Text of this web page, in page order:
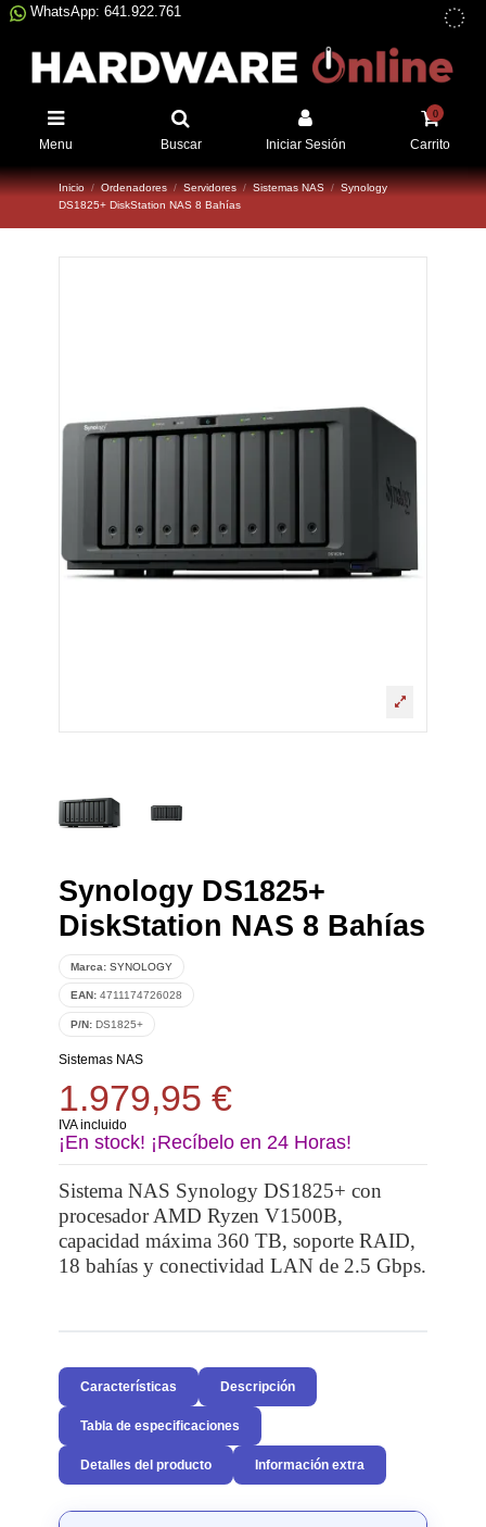
WhatsApp: 641.922.761
Menu Buscar Iniciar Sesión
0
Carrito
Inicio Ordenadores Servidores Sistemas NAS
Synology
DS1825+ DiskStation NAS 8 Bahías
Synology DS1825+
DiskStation NAS 8 Bahías
Marca: SYNOLOGY
EAN: 4711174726028
P/N: DS1825+
Sistemas NAS
1.979,95 €
IVA incluido
¡En stock! ¡Recíbelo en 24 Horas!
Sistema NAS Synology DS1825+ con
procesador AMD Ryzen V1500B,
capacidad máxima 360 TB, soporte RAID,
18 bahías y conectividad LAN de 2.5 Gbps.
Características Descripción
Tabla de especificaciones
Detalles del producto Información extra